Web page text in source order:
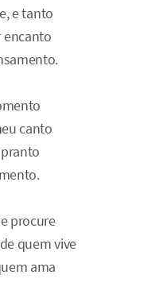
e tanto
encanto
canto
procure
quem vive
ama